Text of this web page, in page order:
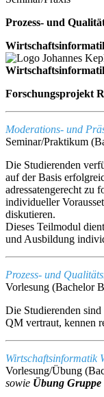
Prozess- und
Forschungsprojekt
Moderations- und
Seminar/Praktikum
Die Studierenden
auf der Basis
adressatengerecht zu
individueller
diskutieren.
Dieses Teilmodul
und Ausbildung
Prozess- und
Vorlesung (Bachelor
Die Studierenden
QM vertraut, kennen
Wirtschaftsinformatik
Vorlesung/Übung
sowie Übung Gruppe